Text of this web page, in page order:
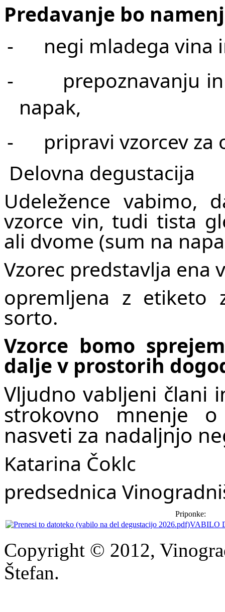
Predavanje bo
- negi mladega vina
-
prepoznavanju
napak,
-
pripravi vzorcev za
Delovna degustacija
Udeležence vabimo,
vzorce vin, tudi tista
ali dvome (sum na
Vzorec predstavlja ena
opremljena z
sorto.
Vzorce bomo
dalje v prostorih
Vljudno vabljeni člani
strokovno mnenje
nasveti za nadaljnjo
Katarina Čoklc
predsednica
Priponke:
VABILO
Copyright © 2012,
Štefan.